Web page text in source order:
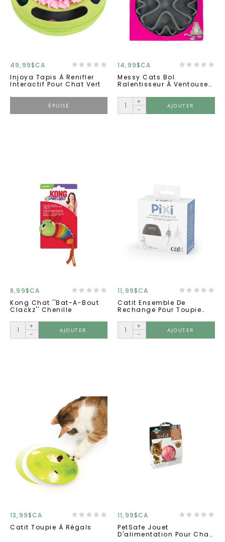
49,99$CA
Injoya Tapis À Renifler
Interactif Pour Chat Vert
ÉPUISÉ
14,99$CA
Messy Cats Bol
Ralentisseur À Ventouses
+
-
AJOUTER
8,99$CA
Kong Chat ''bat-A-Bout
Clackz'' Chenille
+
-
AJOUTER
11,99$CA
Catit Ensemble De
Rechange Pour Toupie
+
-
AJOUTER
13,99$CA
Catit Toupie À Régals
11,99$CA
PetSafe Jouet
D'alimentation Pour Chat,